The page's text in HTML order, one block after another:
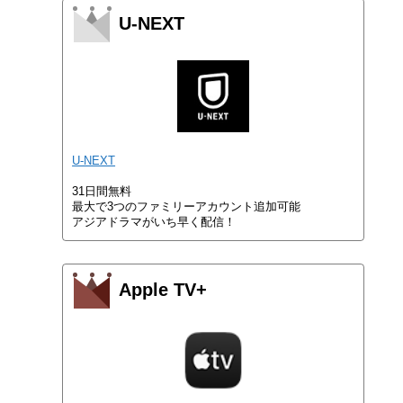
U-NEXT
U-NEXT
31日間無料
最大で3つのファミリーアカウント追加可能
アジアドラマがいち早く配信！
Apple TV+